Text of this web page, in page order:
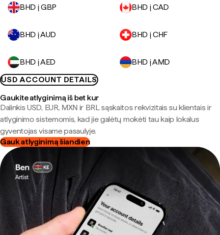
BHD į GBP BHD į CAD
BHD į AUD BHD į CHF
BHD į AED
BHD į AMD
USD ACCOUNT DETAILS
Gaukite atlyginimą iš bet kur
Dalinkis USD, EUR, MXN ir BRL sąskaitos rekvizitais su klientais ir
atlyginimo sistemomis, kad jie galėtų mokėti tau kaip lokalus
gyventojas visame pasaulyje.
Gauk atlyginimą šiandien